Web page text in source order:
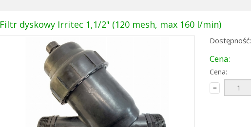
Filtr dyskowy Irritec 1,1/2" (120 mesh, max 160 l/min)
Dostępność:
Cena:
Cena: